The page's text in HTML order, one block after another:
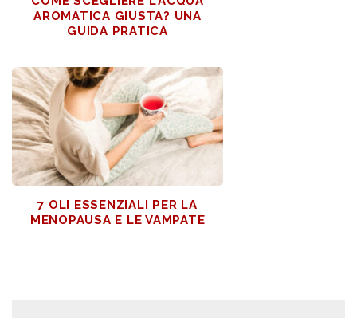
AROMATICA GIUSTA? UNA
GUIDA PRATICA
7 OLI ESSENZIALI PER LA
MENOPAUSA E LE VAMPATE